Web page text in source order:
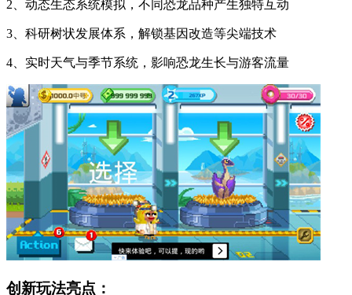
2、动态生态系统模拟，不同恐龙品种产生独特互动
3、科研树状发展体系，解锁基因改造等尖端技术
4、实时天气与季节系统，影响恐龙生长与游客流量
创新玩法亮点：